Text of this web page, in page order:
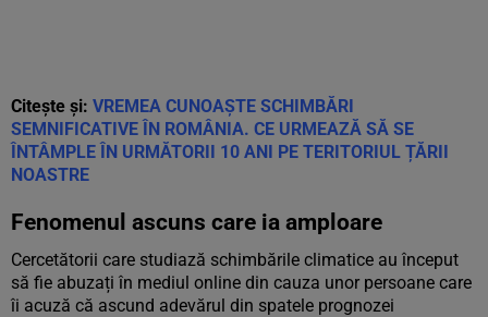
Citește și: VREMEA CUNOAȘTE SCHIMBĂRI
SEMNIFICATIVE ÎN ROMÂNIA. CE URMEAZĂ SĂ SE
ÎNTÂMPLE ÎN URMĂTORII 10 ANI PE TERITORIUL ȚĂRII
NOASTRE
Fenomenul ascuns care ia amploare
Cercetătorii care studiază schimbările climatice au început
să fie abuzați în mediul online din cauza unor persoane care
îi acuză că ascund adevărul din spatele prognozei